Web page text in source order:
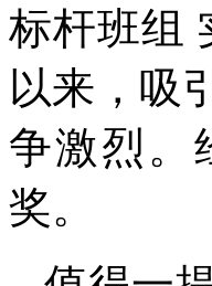
标杆班组
以来，吸
争激烈。
奖。